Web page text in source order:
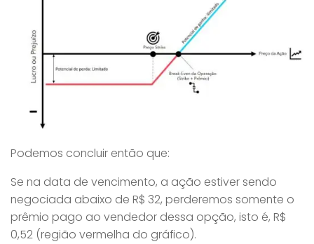
Podemos concluir então que:
Se na data de vencimento, a ação estiver sendo
negociada abaixo de R$ 32, perderemos somente o
prêmio pago ao vendedor dessa opção, isto é, R$
0,52 (região vermelha do gráfico).